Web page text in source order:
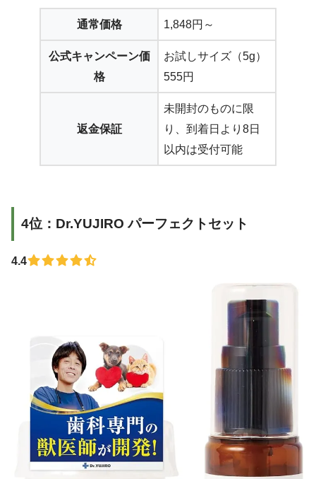
通常価格 1,848円～
公式キャンペーン価
格
お試しサイズ（5g）
555円
返金保証
未開封のものに限
り、到着日より8日
以内は受付可能
4位：Dr.YUJIRO パーフェクトセット
4.4